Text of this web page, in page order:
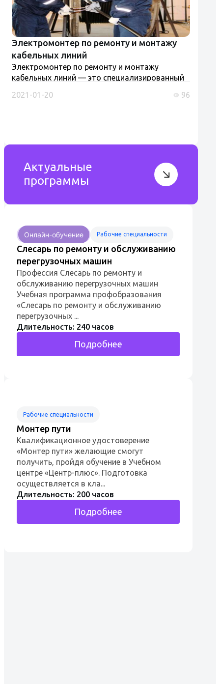
Электромонтер по ремонту и монтажу
кабельных линий
Электромонтер по ремонту и монтажу
кабельных линий — это специализированный
ремонт и обслуживание кабельных линий,
2021-01-20 96
Актуальные
программы
Онлайн-обучение Рабочие специальности
Слесарь по ремонту и обслуживанию
перегрузочных машин
Профессия Слесарь по ремонту и
обслуживанию перегрузочных машин
Учебная программа профобразования
«Слесарь по ремонту и обслуживанию
перегрузочных ...
Длительность: 240 часов
Подробнее
Рабочие специальности
Монтер пути
Квалификационное удостоверение
«Монтер пути» желающие смогут
получить, пройдя обучение в Учебном
центре «Центр-плюс». Подготовка
осуществляется в кла...
Длительность: 200 часов
Подробнее